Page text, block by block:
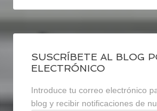
SUSCRÍBETE AL BLOG
ELECTRÓNICO
Introduce tu correo electrónico
blog y recibir notificaciones de